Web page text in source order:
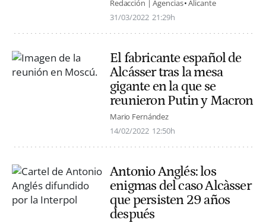
Redacción | Agencias Alicante
31/03/2022 21:29h
El fabricante español de
Alcásser tras la mesa
gigante en la que se
reunieron Putin y Macron
Mario Fernández
14/02/2022 12:50h
Antonio Anglés: los
enigmas del caso Alcàsser
que persisten 29 años
después